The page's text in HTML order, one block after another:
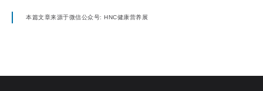
本篇文章来源于微信公众号: HNC健康营养展